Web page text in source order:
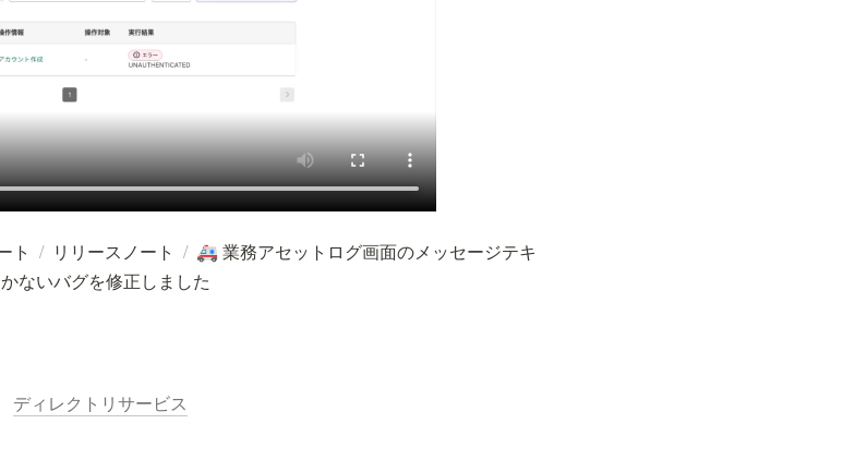
ト / リリースノート / 🚑 業務アセットログ画面のメッセージテキ
ないバグを修正しました
ディレクトリサービス